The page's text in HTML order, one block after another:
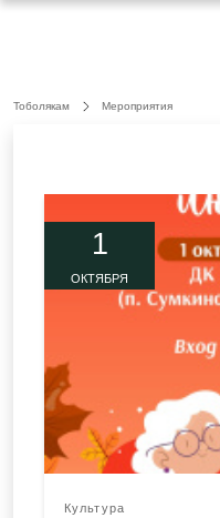
Тоболякам Мероприятия
1
ОКТЯБРЯ
Культура